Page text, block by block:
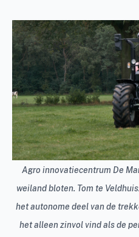
Agro innovatiecentrum De
weiland bloten. Tom te
het autonome deel van de
het alleen zinvol vind als de